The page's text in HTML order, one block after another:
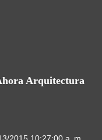
Arquitectura